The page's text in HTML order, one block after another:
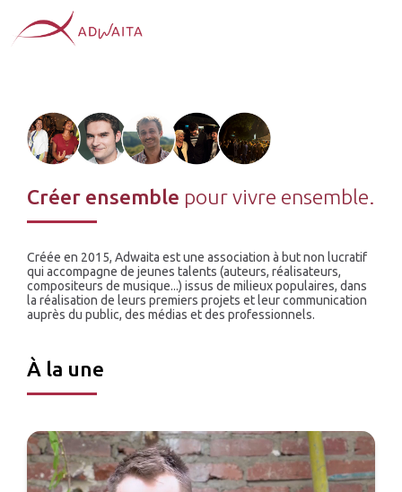
Créer ensemble pour vivre ensemble.
Créée en 2015, Adwaita est une association à but non lucratif
qui accompagne de jeunes talents (auteurs, réalisateurs,
compositeurs de musique...) issus de milieux populaires, dans
la réalisation de leurs premiers projets et leur communication
auprès du public, des médias et des professionnels.
À la une